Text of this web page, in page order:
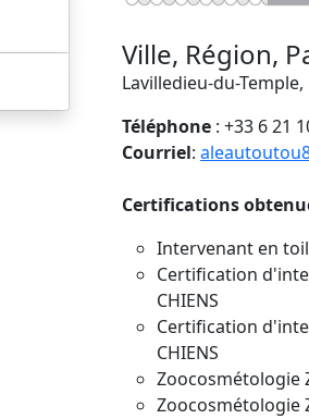
Ville, Région,
Lavilledieu-du-
Téléphone : +33 6 21
Courriel:
Certifications
Intervenant en
Certification
CHIENS
Certification
CHIENS
Zoocosmétologie
Zoocosmétologie